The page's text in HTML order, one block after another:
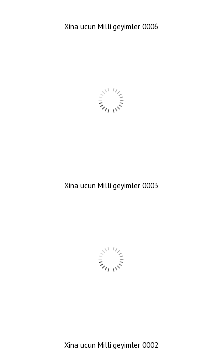
Xina ucun Milli geyimler 0006
Xina ucun Milli geyimler 0003
Xina ucun Milli geyimler 0002